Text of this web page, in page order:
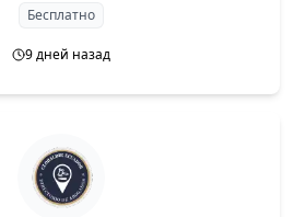
Бесплатно
9 дней назад